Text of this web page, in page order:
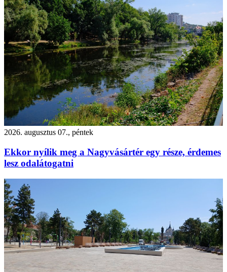
2026. augusztus 07., péntek
Ekkor nyílik meg a Nagyvásártér egy része, érdemes
lesz odalátogatni